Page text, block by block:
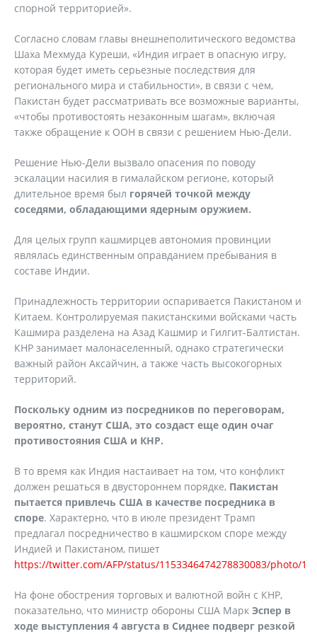
спорной территорией».
Согласно словам главы внешнеполитического ведомства
Шаха Мехмуда Куреши, «Индия играет в опасную игру,
которая будет иметь серьезные последствия для
регионального мира и стабильности», в связи с чем,
Пакистан будет рассматривать все возможные варианты,
«чтобы противостоять незаконным шагам», включая
также обращение к ООН в связи с решением Нью-Дели.
Решение Нью-Дели вызвало опасения по поводу
эскалации насилия в гималайском регионе, который
длительное время был горячей точкой между
соседями, обладающими ядерным оружием.
Для целых групп кашмирцев автономия провинции
являлась единственным оправданием пребывания в
составе Индии.
Принадлежность территории оспаривается Пакистаном и
Китаем. Контролируемая пакистанскими войсками часть
Кашмира разделена на Азад Кашмир и Гилгит-Балтистан.
КНР занимает малонаселенный, однако стратегически
важный район Аксайчин, а также часть высокогорных
территорий.
Поскольку одним из посредников по переговорам,
вероятно, станут США, это создаст еще один очаг
противостояния США и КНР.
В то время как Индия настаивает на том, что конфликт
должен решаться в двустороннем порядке, Пакистан
пытается привлечь США в качестве посредника в
споре. Характерно, что в июле президент Трамп
предлагал посредничество в кашмирском споре между
Индией и Пакистаном, пишет
https://twitter.com/AFP/status/1153346474278830083/photo/1
На фоне обострения торговых и валютной войн с КНР,
показательно, что министр обороны США Марк Эспер в
ходе выступления 4 августа в Сиднее подверг резкой